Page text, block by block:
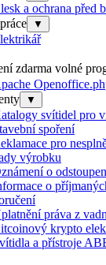
a ochrana před
▼
zdarma volné
▼
svítidel pro
spoření
pro
výrobku
o
o
práva z
krypto
a přístroje